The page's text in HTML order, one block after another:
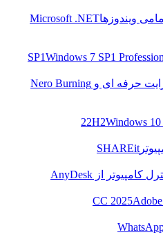
ویندوزهاMicrosoft .NET
Windows 7 SP1
Nero Burning
Windows 10
SHAREit
کامپیوتر از AnyDesk